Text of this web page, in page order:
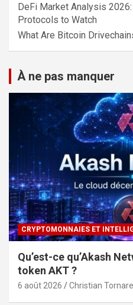
DeFi Market Analysis
Protocols to Watch
What Are Bitcoin
À ne pas manquer
CRYPTOMONNAIES ET
Qu’est-ce qu’Akash
token AKT ?
6 août 2026 Christian Tornare